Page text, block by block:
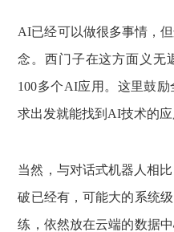
AI已经可以做很多事情，
念。西门子在这方面义无
100多个AI应用。这里鼓
求出发就能找到AI技术的应
当然，与对话式机器人相
破已经有，可能大的系统
练，依然放在云端的数据